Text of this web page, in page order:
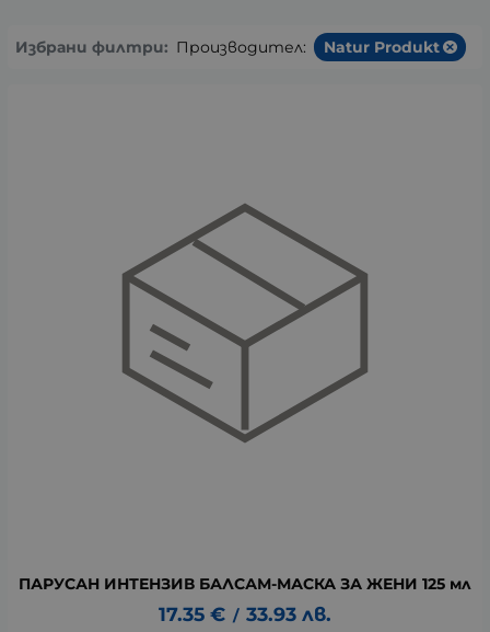
Избрани филтри: Производител: Natur Produkt
ПАРУСАН ИНТЕНЗИВ БАЛСАМ-МАСКА ЗА ЖЕНИ 125 мл
17.35 € / 33.93 лв.